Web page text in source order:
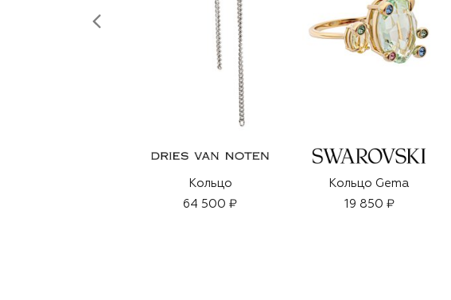
Кольцо
64 500 ₽
Кольцо Gema
19 850 ₽